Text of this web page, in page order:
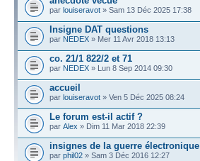
par louiseravot » Sam 13 Déc 2025 17:38
Insigne DAT questions
par NEDEX » Mer 11 Avr 2018 13:13
co. 21/1 822/2 et 71
par NEDEX » Lun 8 Sep 2014 09:30
accueil
par louiseravot » Ven 5 Déc 2025 08:24
Le forum est-il actif ?
par Alex » Dim 11 Mar 2018 22:39
insignes de la guerre électronique
par phil02 » Sam 3 Déc 2016 12:27